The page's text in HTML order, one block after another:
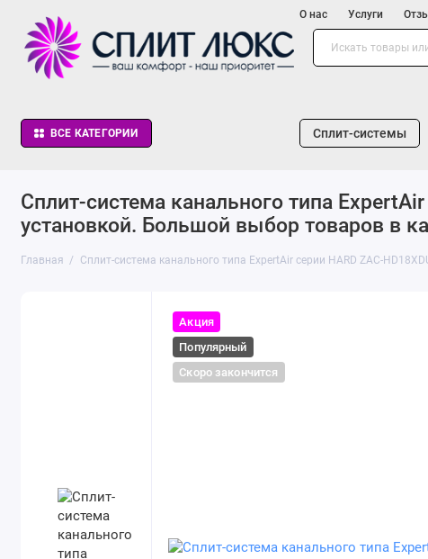
О нас Услуги
ВСЕ КАТЕГОРИИ Сплит-системы
Сплит-система канального типа
установкой. Большой выбор товаров в
Главная Сплит-система канального типа ExpertAir серии HARD ZAC-
Акция
Популярный
Скоро закончится